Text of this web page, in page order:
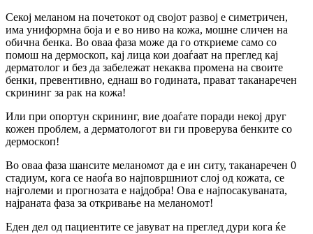
Секој меланом на почетокот од својот развој е симетричен,
има униформна боја и е во ниво на кожа, мошне сличен на
обична бенка. Во оваа фаза може да го откриеме само со
помош на дермоскоп, кај лица кои доаѓаат на преглед кај
дерматолог и без да забележат некаква промена на своите
бенки, превентивно, еднаш во годината, прават таканаречен
скрининг за рак на кожа!
Или при опортун скрининг, вие доаѓате поради некој друг
кожен проблем, а дерматологот ви ги проверува бенките со
дермоскоп!
Во оваа фаза шансите меланомот да е ин ситу, таканаречен 0
стадиум, кога се наоѓа во најповршниот слој од кожата, се
најголеми и прогнозата е најдобра! Ова е најпосакуваната,
најраната фаза за откривање на меланомот!
Еден дел од пациентите се јавуват на преглед дури кога ќе